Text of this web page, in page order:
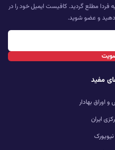
فردا مطلع گردید. کافیست ایمیل خود را در
دهید و عضو شوید.
مفید
اوراق بهادار
ایران